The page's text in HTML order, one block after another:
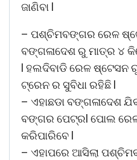
ଜାଣିବା l
– ପଶ୍ଚିମବଙ୍ଗର ରେଳ
ବଙ୍ଗଳାଦେଶ ରୁ ମାତ୍ର ୪
l ହଲଦିବାଡି ରେଳ ଷ୍ଟେସନ
ଟ୍ରେନ ର ସୁବିଧା ରହିଛି l
– ଏହାଛଡା ବଙ୍ଗଳାଦେଶ
ବଙ୍ଗର ପେଟ୍ରl ପୋଲ
କରିପାରିବେ l
– ଏହାପରେ ଆସିଲା